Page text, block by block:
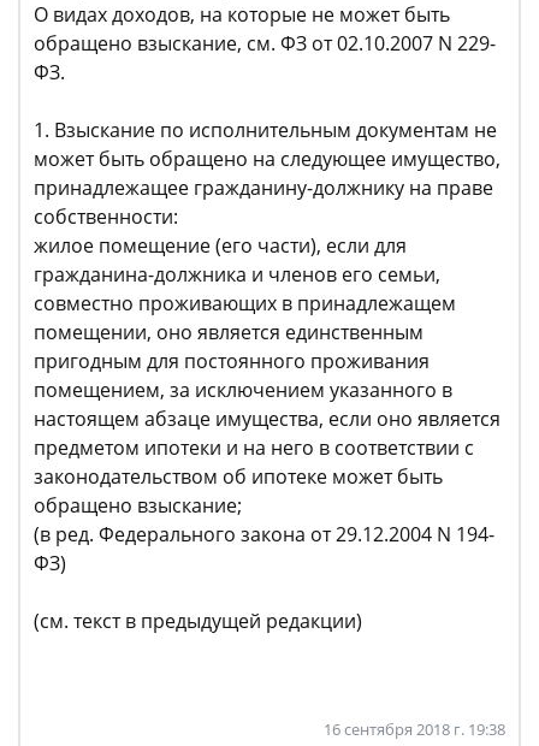
О видах доходов, на которые не может быть
обращено взыскание, см. ФЗ от 02.10.2007 N 229-
ФЗ.
1. Взыскание по исполнительным документам не
может быть обращено на следующее имущество,
принадлежащее гражданину-должнику на праве
собственности:
жилое помещение (его части), если для
гражданина-должника и членов его семьи,
совместно проживающих в принадлежащем
помещении, оно является единственным
пригодным для постоянного проживания
помещением, за исключением указанного в
настоящем абзаце имущества, если оно является
предметом ипотеки и на него в соответствии с
законодательством об ипотеке может быть
обращено взыскание;
(в ред. Федерального закона от 29.12.2004 N 194-
ФЗ)
(см. текст в предыдущей редакции)
16 сентября 2018 г. 19:38